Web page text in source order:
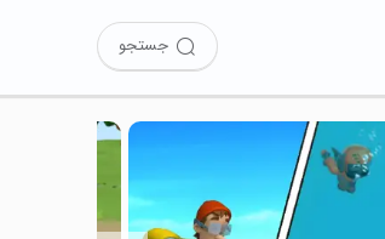
جستجو